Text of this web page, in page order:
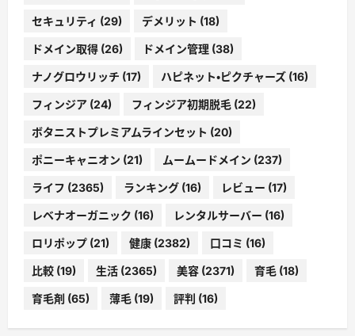
セキュリティ (29) デメリット (18)
ドメイン取得 (26) ドメイン管理 (38)
ナノグロウリッチ (17) ハピネット・ピクチャーズ (16)
フィンジア (24) フィンジア初期脱毛 (22)
ボタニストプレミアムラインセット (20)
ポニーキャニオン (21) ムームードメイン (237)
ライフ (2365) ランキング (16) レビュー (17)
レベナオーガニック (16) レンタルサーバー (16)
ロリポップ (21) 健康 (2382) 口コミ (16)
比較 (19) 生活 (2365) 美容 (2371) 育毛 (18)
育毛剤 (65) 薄毛 (19) 評判 (16)